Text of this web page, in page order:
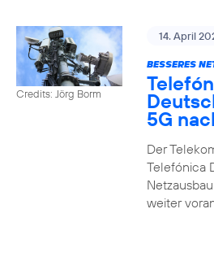
Credits: Jörg Borm
14. April
BESSERES
5G
Der
Telefónica
weiter